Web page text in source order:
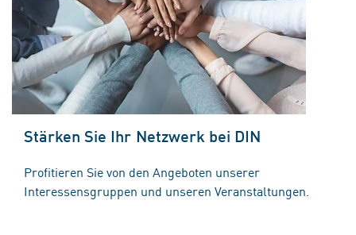
Stärken Sie Ihr Netzwerk bei DIN
Profitieren Sie von den Angeboten unserer
Interessensgruppen und unseren Veranstaltungen.